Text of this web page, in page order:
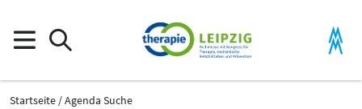
Startseite
Agenda Suche